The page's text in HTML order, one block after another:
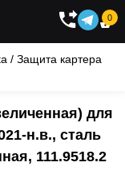

0
/Защита картера
для
н.в., сталь
111.9518.2